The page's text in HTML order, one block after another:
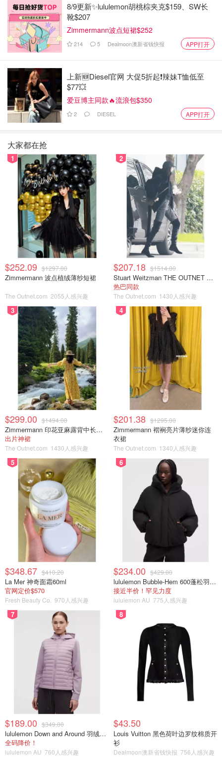
1️⃣打匀鸡蛋，吐司对半切开成两个长方形
2️⃣开锅烧热，放入一半鸡蛋，烧至半熟
3️⃣平铺吐司在鸡蛋上面，在吐司旁边倒入剩余的鸡蛋巩固位
4️⃣在吐司上铺上适量肉松，然后用锅铲辅助对折，使两块鸡
蛋吐司重叠，再烧热一会就可出锅啦！
热量：
❥鸡蛋 180cal
𝙳𝙰𝚈 ⓸ 吐司🍞✦芝士棒✦牛奶🥛
第四天，男朋友不在，早餐也吃的比较随意。
把吐司拿出来用微波炉稍微热一下，不要太久否则会很硬
哦。然后从冰箱里取出我最爱的芝士棒切开一粒粒做伴碟，
再加上半杯牛奶，简直完美～
可以一边吃着快美味简单早餐一边工作，大概是WFH最大
的福利吧哈哈！！
热量：
8/9更新✨lululemon胡桃棕夹克$159、SW长
靴$207
Zimmermann波点短裙$252
214 5 Dealmoon澳新省钱快报 APP打开
上新🆕Diesel官网 大促5折起❗️辣妹T恤低至
$77💥
爱豆博主同款🔥流浪包$350
2 DIESEL APP打开
大家都在抢
1
$252.09 $1297.00
Zimmermann 波点植绒薄纱短裙
The Outnet.com 2055人感兴趣
2
$207.18 $1514.00
Stuart Weitzman THE OUTNET 麂皮过膝靴 黑色
热巴同款
The Outnet.com 1430人感兴趣
3
$299.00 $1494.00
Zimmermann 印花亚麻露背中长连衣裙
出片神裙
The Outnet.com 1430人感兴趣
4
$201.38 $1295.00
Zimmermann 褶裥亮片薄纱迷你连
衣裙
The Outnet.com 1340人感兴趣
5
$348.67 $410.20
La Mer 神奇面霜60ml
官网定价$570
Fresh Beauty Co. 970人感兴趣
6
$234.00 $429.00
lululemon Bubble-Hem 600蓬松羽绒夹克
接近半价！罕见力度
lululemon AU 775人感兴趣
7
$189.00 $349.00
lululemon Down and Around 羽绒夹克
全码降价！
lululemon AU 760人感兴趣
8
$43.50
Louis Vuitton 黑色荷叶边罗纹棉质开
衫
Dealmoon澳新省钱快报 756人感兴趣